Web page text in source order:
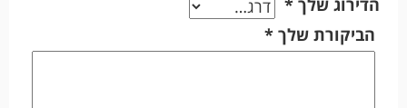
הדירוג שלך *
הביקורת שלך *